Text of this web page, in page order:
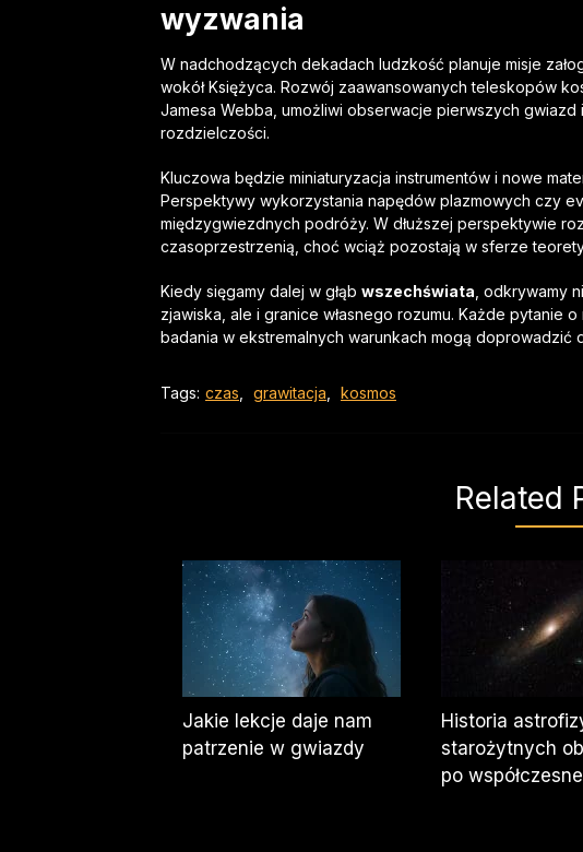
wyzwania
W nadchodzących dekadach ludzkość planuje misje
wokół Księżyca. Rozwój zaawansowanych teleskopów
Jamesa Webba, umożliwi obserwacje pierwszych
rozdzielczości.
Kluczowa będzie miniaturyzacja instrumentów i nowe
Perspektywy wykorzystania napędów plazmowych czy
międzygwiezdnych podróży. W dłuższej perspektywie
czasoprzestrzenią, choć wciąż pozostają w sferze
Kiedy sięgamy dalej w głąb wszechświata , odkrywamy
zjawiska, ale i granice własnego rozumu. Każde pytanie o
badania w ekstremalnych warunkach mogą doprowadzić
Tags: czas grawitacja kosmos
Related
Jakie lekcje daje nam
patrzenie w gwiazdy
Historia
starożytnych
po